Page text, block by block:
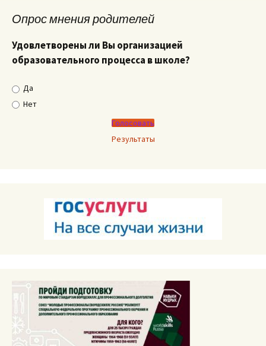
Опрос мнения родителей
Удовлетворены ли Вы организацией
образовательного процесса в школе?
Да
Нет
Результаты